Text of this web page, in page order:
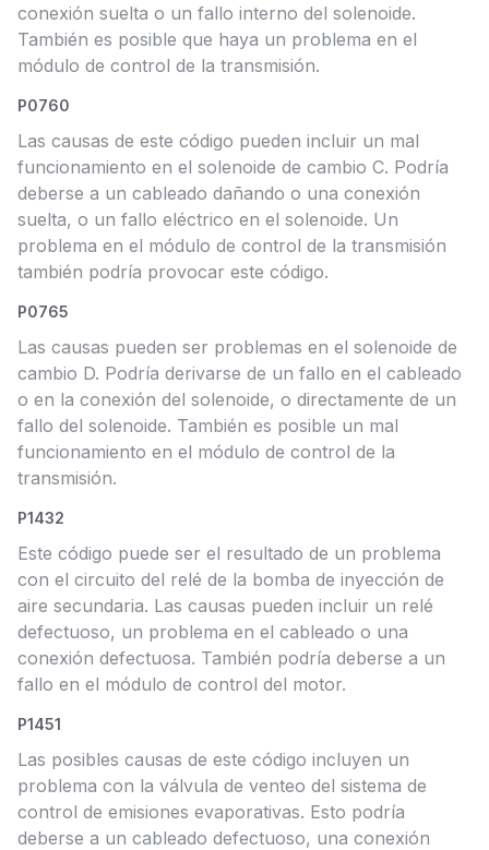
conexión suelta o un fallo interno del solenoide.
También es posible que haya un problema en el
módulo de control de la transmisión.
P0760
Las causas de este código pueden incluir un mal
funcionamiento en el solenoide de cambio C. Podría
deberse a un cableado dañando o una conexión
suelta, o un fallo eléctrico en el solenoide. Un
problema en el módulo de control de la transmisión
también podría provocar este código.
P0765
Las causas pueden ser problemas en el solenoide de
cambio D. Podría derivarse de un fallo en el cableado
o en la conexión del solenoide, o directamente de un
fallo del solenoide. También es posible un mal
funcionamiento en el módulo de control de la
transmisión.
P1432
Este código puede ser el resultado de un problema
con el circuito del relé de la bomba de inyección de
aire secundaria. Las causas pueden incluir un relé
defectuoso, un problema en el cableado o una
conexión defectuosa. También podría deberse a un
fallo en el módulo de control del motor.
P1451
Las posibles causas de este código incluyen un
problema con la válvula de venteo del sistema de
control de emisiones evaporativas. Esto podría
deberse a un cableado defectuoso, una conexión